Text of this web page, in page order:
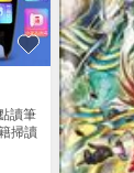
讀筆
掃讀